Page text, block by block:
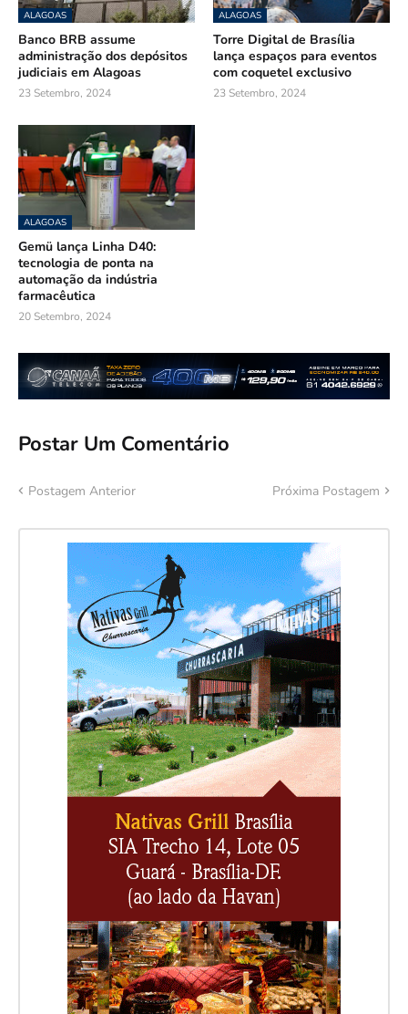
ALAGOAS
Banco BRB assume
administração dos depósitos
judiciais em Alagoas
23 Setembro, 2024
ALAGOAS
Torre Digital de Brasília
lança espaços para eventos
com coquetel exclusivo
23 Setembro, 2024
ALAGOAS
Gemü lança Linha D40:
tecnologia de ponta na
automação da indústria
farmacêutica
20 Setembro, 2024
Postar Um Comentário
Postagem Anterior Próxima Postagem